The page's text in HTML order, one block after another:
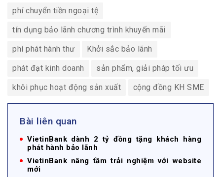
phí chuyển tiền ngoại tệ
tín dụng bảo lãnh chương trình khuyến mãi
phí phát hành thư Khởi sắc bảo lãnh
phát đạt kinh doanh sản phẩm, giải pháp tối ưu
khôi phục hoạt động sản xuất cộng đồng KH SME
Bài liên quan
VietinBank dành 2 tỷ đồng tặng khách hàng
phát hành bảo lãnh
VietinBank nâng tầm trải nghiệm với website
mới